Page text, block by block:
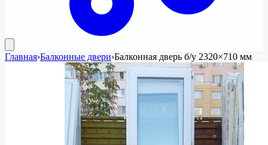
Главная›Балконные двери›Балконная дверь б/у 2320×710 мм